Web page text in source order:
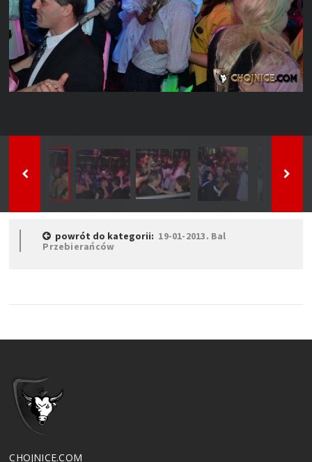
powrót do kategorii: 19-01-2013. Bal
Przebierańców
CHOJNICE.COM